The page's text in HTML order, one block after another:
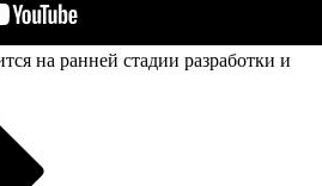
на ранней стадии разработки и